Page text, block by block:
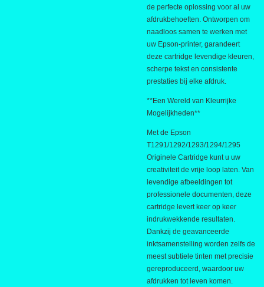
de perfecte oplossing voor al uw
afdrukbehoeften. Ontworpen om
naadloos samen te werken met
uw Epson-printer, garandeert
deze cartridge levendige kleuren,
scherpe tekst en consistente
prestaties bij elke afdruk.
**Een Wereld van Kleurrijke
Mogelijkheden**
Met de Epson
T1291/1292/1293/1294/1295
Originele Cartridge kunt u uw
creativiteit de vrije loop laten. Van
levendige afbeeldingen tot
professionele documenten, deze
cartridge levert keer op keer
indrukwekkende resultaten.
Dankzij de geavanceerde
inktsamenstelling worden zelfs de
meest subtiele tinten met precisie
gereproduceerd, waardoor uw
afdrukken tot leven komen.